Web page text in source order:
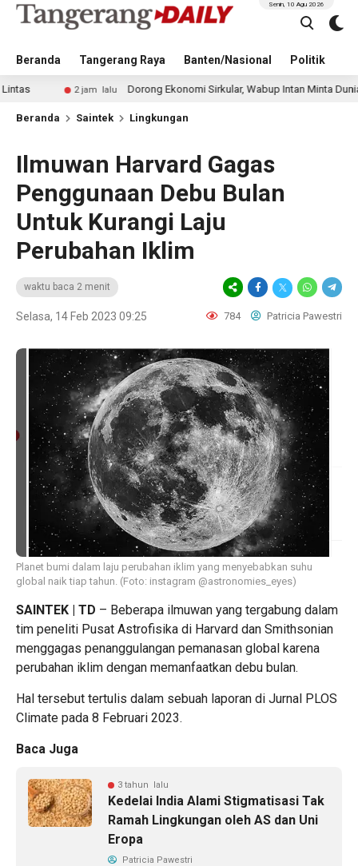
Beranda Tangerang Raya Banten/Nasional Politik
Senin, 10 Agu 2026
2 jam lalu Dorong Ekonomi Sirkular, Wabup Intan Minta Dunia Usaha
Beranda Saintek Lingkungan
Ilmuwan Harvard Gagas
Penggunaan Debu Bulan
Untuk Kurangi Laju
Perubahan Iklim
waktu baca 2 menit
Selasa, 14 Feb 2023 09:25 784 Patricia Pawestri
Planet bumi dalam laju perubahan iklim yang menyebabkan suhu
global naik tiap tahun. (Foto: instagram @astronomies_eyes)
SAINTEK | TD – Beberapa ilmuwan yang tergabung dalam
tim peneliti Pusat Astrofisika di Harvard dan Smithsonian
menggagas penanggulangan pemanasan global karena
perubahan iklim dengan memanfaatkan debu bulan.
Hal tersebut tertulis dalam sebuah laporan di Jurnal PLOS
Climate pada 8 Februari 2023.
Baca Juga
3 tahun lalu
Kedelai India Alami Stigmatisasi Tak
Ramah Lingkungan oleh AS dan Uni
Eropa
Patricia Pawestri